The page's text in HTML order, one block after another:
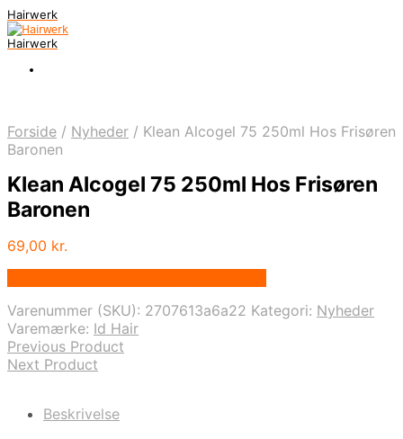
Hairwerk
Hairwerk
Forside / Nyheder / Klean Alcogel 75 250ml Hos Frisøren
Baronen
Klean Alcogel 75 250ml Hos Frisøren
Baronen
69,00 kr.
Varenummer (SKU): 2707613a6a22 Kategori: Nyheder
Varemærke: Id Hair
Previous Product
Next Product
Beskrivelse